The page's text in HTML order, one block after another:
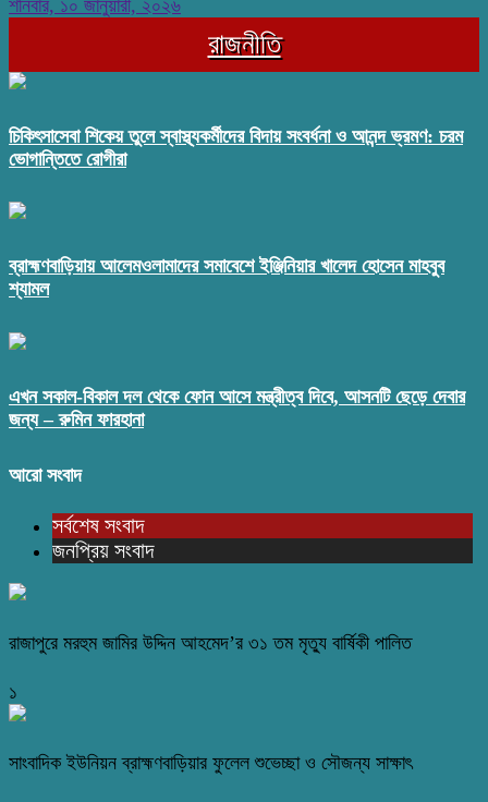
শনিবার, ১০ জানুয়ারী, ২০২৬
রাজনীতি
চিকিৎসাসেবা শিকেয় তুলে স্বাস্থ্যকর্মীদের বিদায় সংবর্ধনা ও আনন্দ ভ্রমণ: চরম
ভোগান্তিতে রোগীরা
ব্রাহ্মণবাড়িয়ায় আলেমওলামাদের সমাবেশে ইঞ্জিনিয়ার খালেদ হোসেন মাহবুব
শ্যামল
এখন সকাল-বিকাল দল থেকে ফোন আসে মন্ত্রীত্ব দিবে, আসনটি ছেড়ে দেবার
জন্য – রুমিন ফারহানা
আরো সংবাদ
সর্বশেষ সংবাদ
জনপ্রিয় সংবাদ
রাজাপুরে মরহুম জামির উদ্দিন আহমেদ’র ৩১ তম মৃত্যু বার্ষিকী পালিত
১
সাংবাদিক ইউনিয়ন ব্রাহ্মণবাড়িয়ার ফুলেল শুভেচ্ছা ও সৌজন্য সাক্ষাৎ